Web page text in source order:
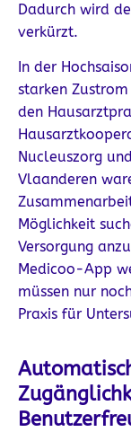
Dadurch wird
verkürzt.
In der
starken
den
Nucleuszorg
Vlaanderen
Möglichkeit
Versorgung
Medicoo-App
müssen nur
Praxis für